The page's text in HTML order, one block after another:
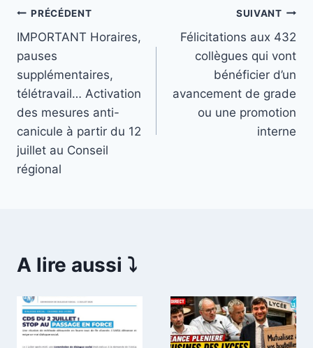
Navigation
de
l’article
PRÉCÉDENT
IMPORTANT Horaires,
pauses
supplémentaires,
télétravail… Activation
des mesures anti-
canicule à partir du 12
juillet au Conseil
régional
SUIVANT
Félicitations aux 432
collègues qui vont
bénéficier d’un
avancement de grade
ou une promotion
interne
A lire aussi ⤵️